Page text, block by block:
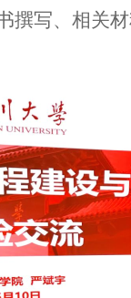
撰写、相关